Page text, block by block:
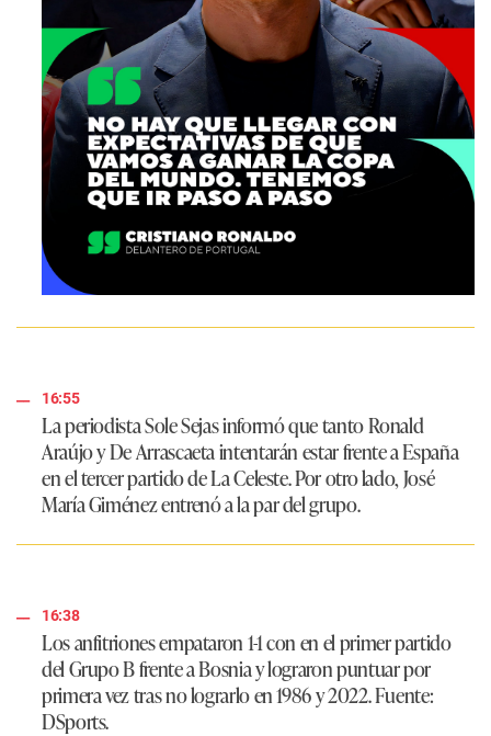
16:55
La periodista Sole Sejas informó que tanto Ronald
Araújo y De Arrascaeta intentarán estar frente a España
en el tercer partido de La Celeste. Por otro lado, José
María Giménez entrenó a la par del grupo.
16:38
Los anfitriones empataron 1-1 con en el primer partido
del Grupo B frente a Bosnia y lograron puntuar por
primera vez tras no lograrlo en 1986 y 2022. Fuente:
DSports.